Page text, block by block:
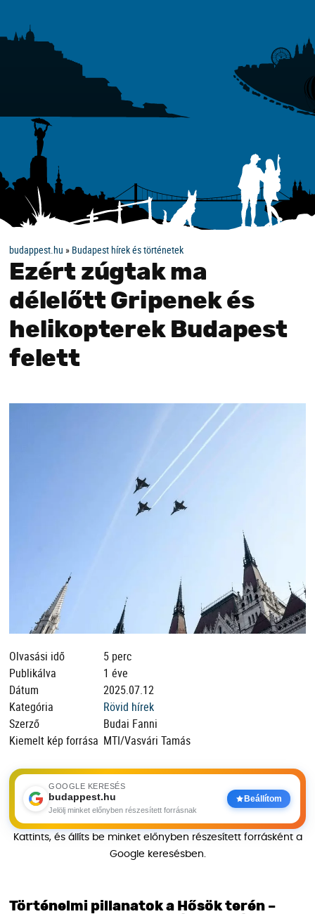
budappest.hu » Budapest hírek és történetek
Ezért zúgtak ma
délelőtt Gripenek és
helikopterek Budapest
felett
Olvasási idő
5 perc
Publikálva
1 éve
Dátum
2025.07.12
Kategória
Rövid hírek
Szerző
Budai Fanni
Kiemelt kép forrása MTI/Vasvári Tamás
GOOGLE KERESÉS
budappest.hu
Jelölj minket előnyben részesített forrásnak
Beállítom
Kattints, és állíts be minket előnyben részesített forrásként a
Google keresésben.
Történelmi pillanatok a Hősök terén –